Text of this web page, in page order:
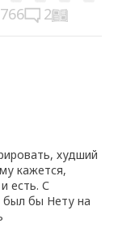
766 2
худший
кажется,
есть. С
был бы Нету на